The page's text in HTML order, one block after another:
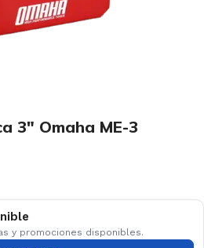
3″ Omaha ME-3
y promociones disponibles.